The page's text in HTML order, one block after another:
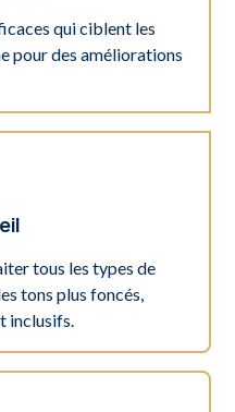
qui ciblent les
pour des améliorations
tous les types de
tons plus foncés,
inclusifs.